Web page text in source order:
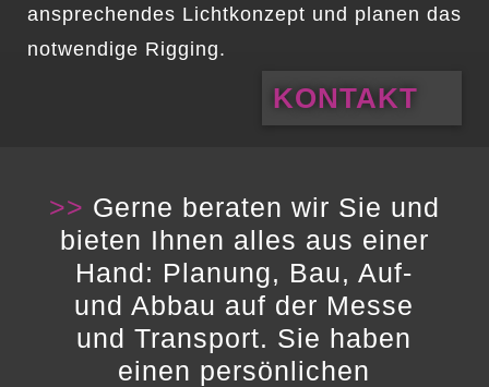
ansprechendes Lichtkonzept und planen das
notwendige Rigging.
KONTAKT
>> Gerne beraten wir Sie und
bieten Ihnen alles aus einer
Hand: Planung, Bau, Auf-
und Abbau auf der Messe
und Transport. Sie haben
einen persönlichen